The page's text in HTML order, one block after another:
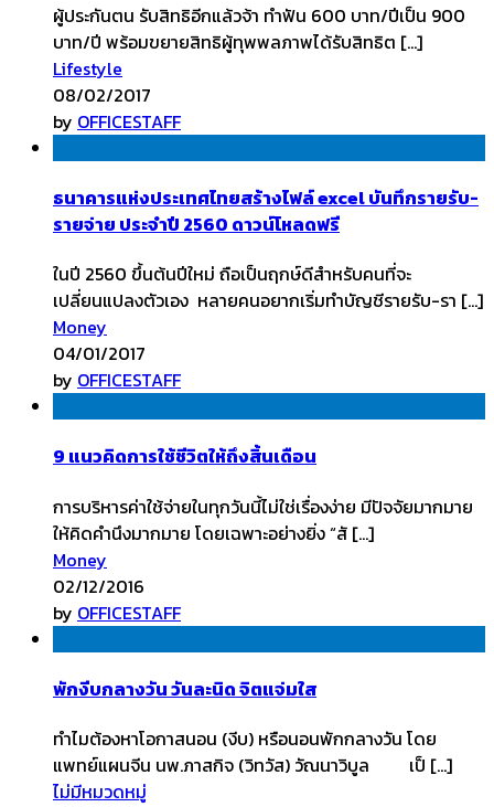
ผู้ประกันตน รับสิทธิอีกแล้วจ้า ทำฟัน 600 บาท/ปีเป็น 900
บาท/ปี พร้อมขยายสิทธิผู้ทุพพลภาพได้รับสิทธิต […]
Lifestyle
08/02/2017
by OFFICESTAFF
ธนาคารแห่งประเทศไทยสร้างไฟล์ excel บันทึกรายรับ-
รายจ่าย ประจำปี 2560 ดาวน์โหลดฟรี
ในปี 2560 ขึ้นต้นปีใหม่ ถือเป็นฤกษ์ดีสำหรับคนที่จะ
เปลี่ยนแปลงตัวเอง หลายคนอยากเริ่มทำบัญชีรายรับ-รา […]
Money
04/01/2017
by OFFICESTAFF
9 แนวคิดการใช้ชีวิตให้ถึงสิ้นเดือน
การบริหารค่าใช้จ่ายในทุกวันนี้ไม่ใช่เรื่องง่าย มีปัจจัยมากมาย
ให้คิดคำนึงมากมาย โดยเฉพาะอย่างยิ่ง “สั […]
Money
02/12/2016
by OFFICESTAFF
พักงีบกลางวัน วันละนิด จิตแจ่มใส
ทำไมต้องหาโอกาสนอน (งีบ) หรือนอนพักกลางวัน โดย
แพทย์แผนจีน นพ.ภาสกิจ (วิทวัส) วัณนาวิบูล เป็ […]
ไม่มีหมวดหมู่